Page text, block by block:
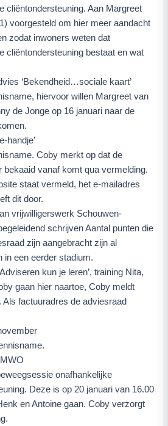
cliëntondersteuning. Aan Margreet
voorgesteld om hier meer aandacht
zodat inwoners weten dat
cliëntondersteuning bestaat en wat
‘Bekendheid…sociale kaart’
hiervoor willen Margreet van
de Jonge op 16 januari naar de
handje’
Coby merkt op dat de
bekaaid vanaf komt qua vermelding.
staat vermeld, het e-mailadres
dit door.
vrijwilligerswerk Schouwen-
schrijven Aantal punten die
zijn aangebracht zijn al
in een eerder stadium.
kun je leren’, training Nita,
gaan hier naartoe, Coby meldt
Als factuuradres de adviesraad
onafhankelijke
Deze is op 20 januari van 16.00
en Antoine gaan. Coby verzorgt